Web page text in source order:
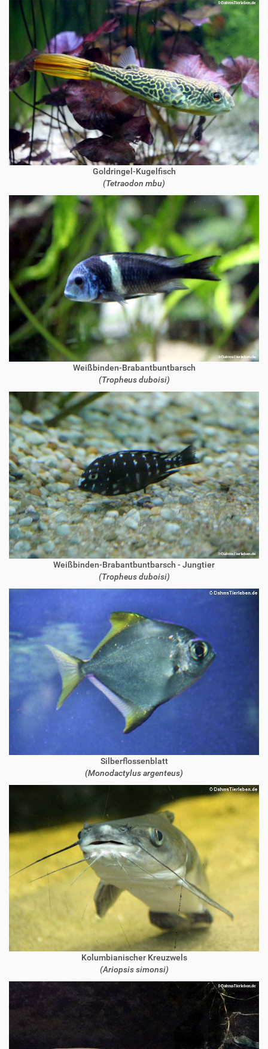
Goldringel-Kugelfisch
(Tetraodon mbu)
Weißbinden-Brabantbuntbarsch
(Tropheus duboisi)
Weißbinden-Brabantbuntbarsch - Jungtier
(Tropheus duboisi)
Silberflossenblatt
(Monodactylus argenteus)
Kolumbianischer Kreuzwels
(Ariopsis simonsi)